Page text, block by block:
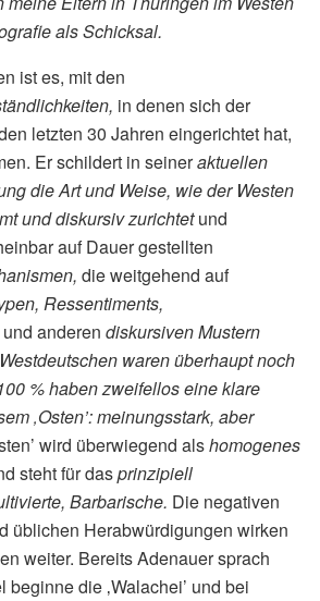
als Schicksal.
ist es, mit den
in denen sich der
letzten 30 Jahren eingerichtet hat,
Er schildert in seineraktuellen
die Art und Weise, wie der Westen
und diskursiv zurichtetund
auf Dauer gestellten
die weitgehend auf
Ressentiments,
und anderen diskursiven Mustern
waren überhaupt noch
% haben zweifellos eine klare
‚Osten’: meinungsstark, aber
wird überwiegend alshomogenes
steht für dasprinzipiell
Barbarische. Die negativen
üblichen Herabwürdigungen wirken
weiter. Bereits Adenauer sprach
die ‚Walachei’ und bei